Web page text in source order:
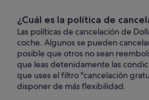
¿Cuál es la política de
Las políticas de cancelación de
coche. Algunos se pueden
posible que otros no sean
que leas detenidamente las
que uses el filtro "cancelación
disponer de más flexibilidad.